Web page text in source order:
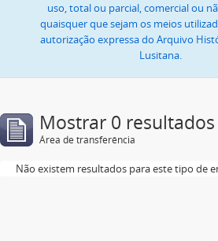
uso, total ou parcial, comercial ou
quaisquer que sejam os meios
autorização expressa do Arquivo
Lusitana.
Mostrar 0 resultados
Área de transferência
Não existem resultados para este tipo de